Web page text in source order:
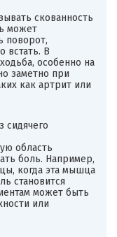
скованность
может
поворот,
встать. В
особенно на
заметно при
как артрит или
сидячего
область
боль. Например,
когда эта мышца
становится
может быть
или